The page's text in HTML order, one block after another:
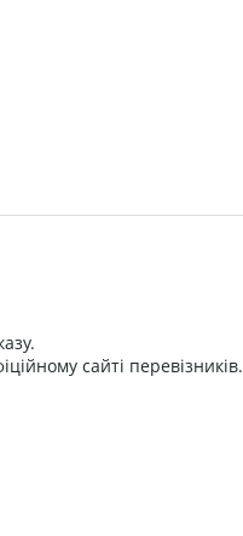
сайті перевізників.